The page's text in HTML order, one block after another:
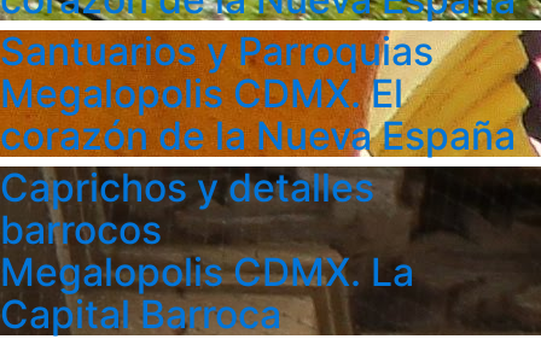
Santuarios y Parroquias
Megalopolis CDMX. El
corazón de la Nueva España
Caprichos y detalles
barrocos
Megalopolis CDMX. La
Capital Barroca